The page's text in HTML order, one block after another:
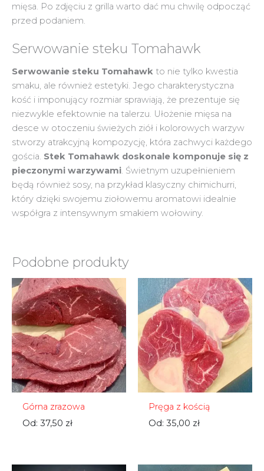
mięsa. Po zdjęciu z grilla warto dać mu chwilę odpocząć
przed podaniem.
Serwowanie steku Tomahawk
Serwowanie steku Tomahawk to nie tylko kwestia
smaku, ale również estetyki. Jego charakterystyczna
kość i imponujący rozmiar sprawiają, że prezentuje się
niezwykle efektownie na talerzu. Ułożenie mięsa na
desce w otoczeniu świeżych ziół i kolorowych warzyw
stworzy atrakcyjną kompozycję, która zachwyci każdego
gościa. Stek Tomahawk doskonale komponuje się z
pieczonymi warzywami. Świetnym uzupełnieniem
będą również sosy, na przykład klasyczny chimichurri,
który dzięki swojemu ziołowemu aromatowi idealnie
współgra z intensywnym smakiem wołowiny.
Podobne produkty
Górna zrazowa
Od: 37,50 zł
Pręga z kością
Od: 35,00 zł